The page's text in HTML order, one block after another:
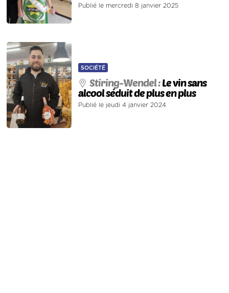
Publié le mercredi 8 janvier 2025
SOCIÉTÉ
Stiring-Wendel :Le vin sans
alcool séduit de plus en plus
Publié le jeudi 4 janvier 2024